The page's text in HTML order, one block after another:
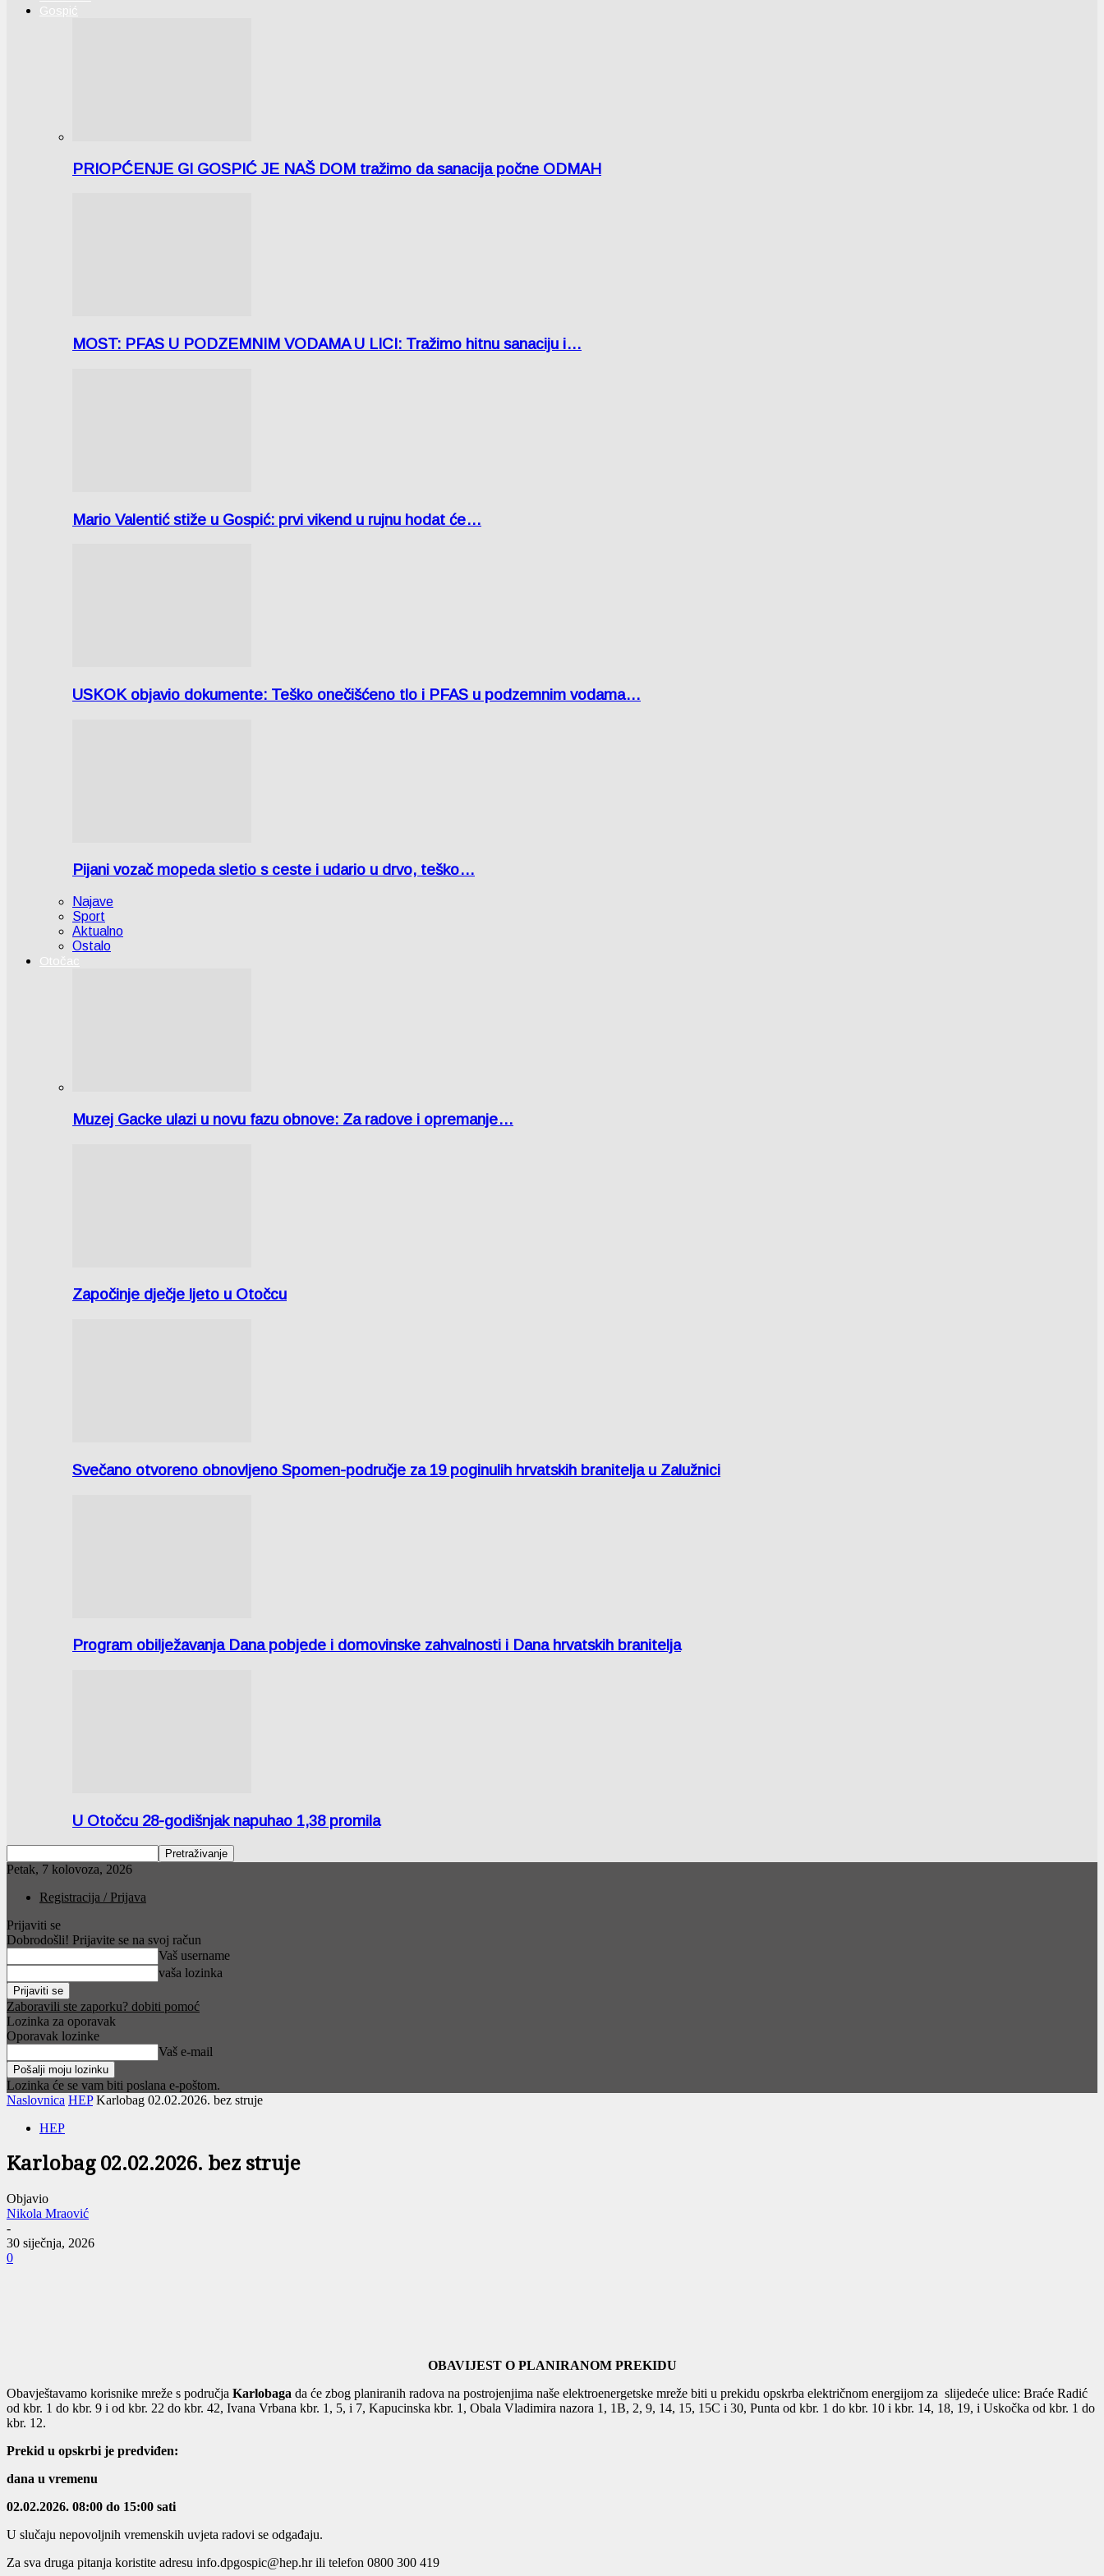
Gospić
PRIOPĆENJE GI GOSPIĆ JE NAŠ DOM tražimo da sanacija počne ODMAH
MOST: PFAS U PODZEMNIM VODAMA U LICI: Tražimo hitnu sanaciju i…
Mario Valentić stiže u Gospić: prvi vikend u rujnu hodat će…
USKOK objavio dokumente: Teško onečišćeno tlo i PFAS u podzemnim vodama…
Pijani vozač mopeda sletio s ceste i udario u drvo, teško…
Najave
Sport
Aktualno
Ostalo
Otočac
Muzej Gacke ulazi u novu fazu obnove: Za radove i opremanje…
Započinje dječje ljeto u Otočcu
Svečano otvoreno obnovljeno Spomen-područje za 19 poginulih hrvatskih branitelja u Zalužnici
Program obilježavanja Dana pobjede i domovinske zahvalnosti i Dana hrvatskih branitelja
U Otočcu 28-godišnjak napuhao 1,38 promila
Petak, 7 kolovoza, 2026
Registracija / Prijava
Prijaviti se
Dobrodošli! Prijavite se na svoj račun
Vaš username
vaša lozinka
Zaboravili ste zaporku? dobiti pomoć
Lozinka za oporavak
Oporavak lozinke
Vaš e-mail
Lozinka će se vam biti poslana e-poštom.
Naslovnica HEP Karlobag 02.02.2026. bez struje
HEP
Karlobag 02.02.2026. bez struje
Objavio
Nikola Mraović
-
30 siječnja, 2026
0
OBAVIJEST O PLANIRANOM PREKIDU
Obavještavamo korisnike mreže s područja Karlobaga da će zbog planiranih radova na postrojenjima naše elektroenergetske mreže biti u prekidu opskrba električnom energijom za slijedeće ulice: Braće Radić
od kbr. 1 do kbr. 9 i od kbr. 22 do kbr. 42, Ivana Vrbana kbr. 1, 5, i 7, Kapucinska kbr. 1, Obala Vladimira nazora 1, 1B, 2, 9, 14, 15, 15C i 30, Punta od kbr. 1 do kbr. 10 i kbr. 14, 18, 19, i Uskočka od kbr. 1 do
kbr. 12.
Prekid u opskrbi je predviđen:
dana u vremenu
02.02.2026. 08:00 do 15:00 sati
U slučaju nepovoljnih vremenskih uvjeta radovi se odgađaju.
Za sva druga pitanja koristite adresu info.dpgospic@hep.hr ili telefon 0800 300 419